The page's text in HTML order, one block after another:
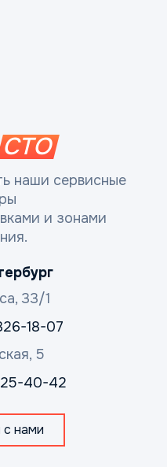
СТО
наши сервисные
и зонами
33/1
18-07
5
40-42
с нами